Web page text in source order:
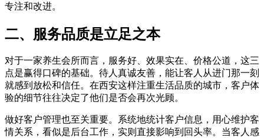
专注和改进。
二、服务品质是立足之本
对于一家养生会所而言，服务好、效果实在、价格公道，这三
点是赢得口碑的基础。待人真诚友善，能让客人从进门那一刻
就感到放松和信任。在西安这样注重生活品质的城市，客户体
验的细节往往决定了他们是否会再次光顾。
做好客户管理也至关重要。系统地统计客户信息，用心维护客
情关系，看似是后台工作，实则直接影响到回头率。当客人感